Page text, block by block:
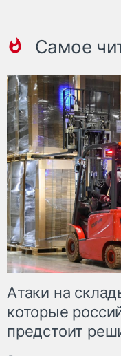
Самое
Атаки на
которые
предстоит